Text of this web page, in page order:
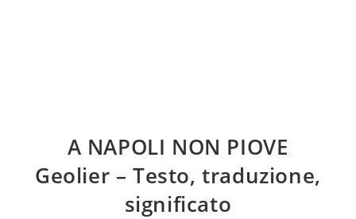
A NAPOLI NON PIOVE
Geolier – Testo, traduzione,
significato